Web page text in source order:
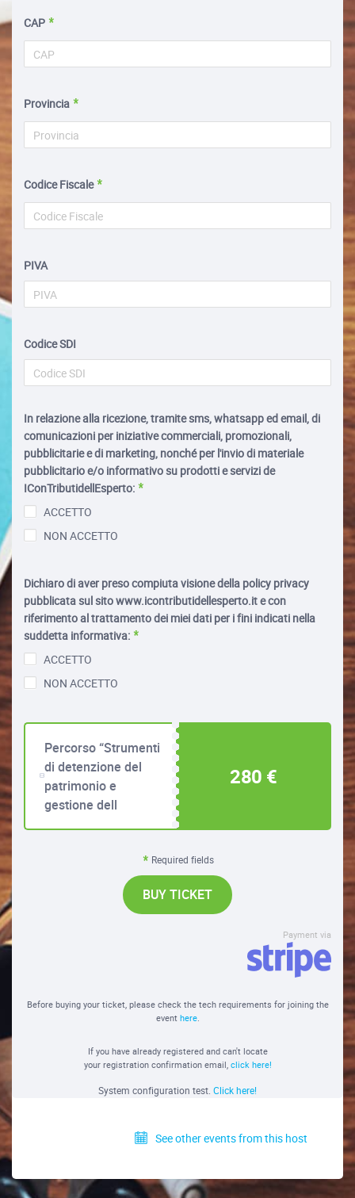
CAP
Provincia
Codice Fiscale
PIVA
Codice SDI
In relazione alla ricezione, tramite sms, whatsapp ed email, di
comunicazioni per iniziative commerciali, promozionali,
pubblicitarie e di marketing, nonché per l'invio di materiale
pubblicitario e/o informativo su prodotti e servizi de
IConTributidellEsperto:
ACCETTO
NON ACCETTO
Dichiaro di aver preso compiuta visione della policy privacy
pubblicata sul sito www.icontributidellesperto.it e con
riferimento al trattamento dei miei dati per i fini indicati nella
suddetta informativa:
ACCETTO
NON ACCETTO
Percorso “Strumenti
di detenzione del
patrimonio e
gestione dell
280 €
Required fields
BUY TICKET
Payment via
Before buying your ticket, please check the tech requirements for joining the
event here.
If you have already registered and can't locate
your registration confirmation email, click here!
System configuration test. Click here!
See other events from this host